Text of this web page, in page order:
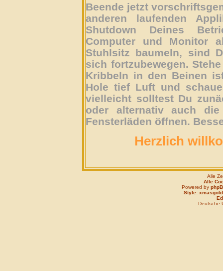
Beende jetzt
anderen laufenden
Shutdown Deines
Computer und Monitor
Stuhlsitz baumeln, sind
sich fortzubewegen.
Kribbeln in den Beinen
Hole tief Luft und
vielleicht solltest Du
oder alternativ auch
Fensterläden öffnen.
Herzlich
Alle
Alle
Powered by
Style: xmasgold
Deutsche